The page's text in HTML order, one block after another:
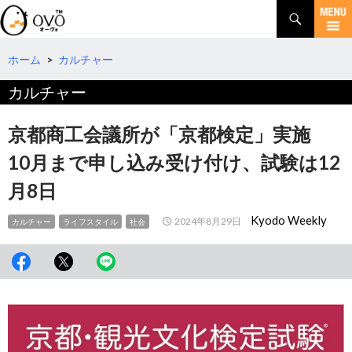
検
索
コ
テ
ツ
へ
移
動
ホーム > カルチャー
カルチャー
京都商工会議所が「京都検定」実施
10月まで申し込み受け付け、試験は12
月8日
カルチャー ライフスタイル 社会 2024年8月29日 Kyodo Weekly